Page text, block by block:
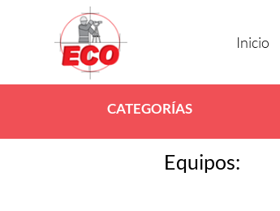
Inicio
CATEGORÍAS
Equipos: